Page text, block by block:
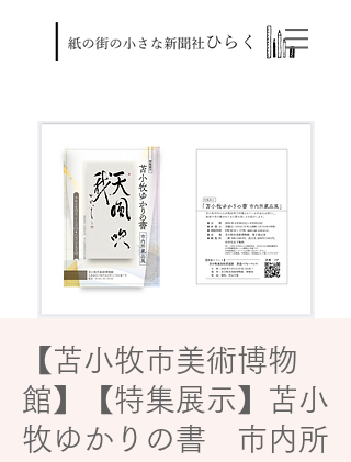
【苫小牧市美術博物
館】【特集展示】苫小
牧ゆかりの書 市内所